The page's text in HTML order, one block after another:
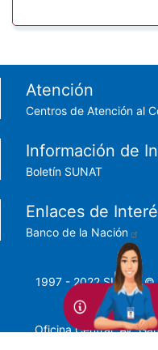
Footer menu
Atención
Centros de Atención al
Información de
Boletín SUNAT
Enlaces de
Banco de la Nación
1997 - 2022 SUNAT ©
Oficina Central: Av.